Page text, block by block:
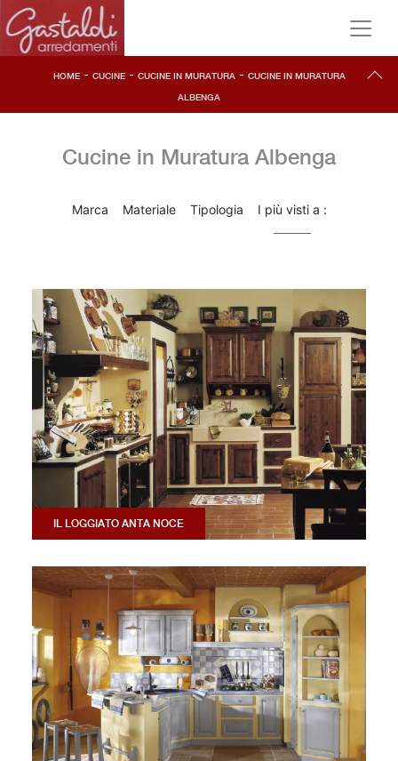
HOME- CUCINE- CUCINE IN MURATURA- CUCINE IN MURATURA
ALBENGA
Cucine in Muratura Albenga
Marca Materiale Tipologia I più visti a :
IL LOGGIATO ANTA NOCE